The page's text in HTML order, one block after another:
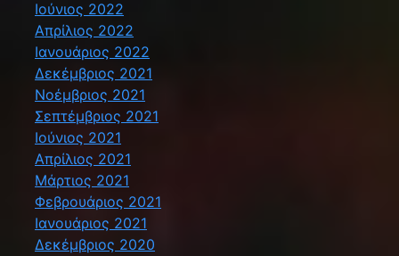
Ιούνιος 2022
Απρίλιος 2022
Ιανουάριος 2022
Δεκέμβριος 2021
Νοέμβριος 2021
Σεπτέμβριος 2021
Ιούνιος 2021
Απρίλιος 2021
Μάρτιος 2021
Φεβρουάριος 2021
Ιανουάριος 2021
Δεκέμβριος 2020